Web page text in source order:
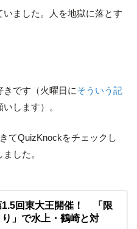
ました。人を地獄に落とす
です（火曜日にそういう記
します）。
てQuizKnockをチェックし
した。
1.5回東大王開催！ 「限
」で水上・鶴崎と対